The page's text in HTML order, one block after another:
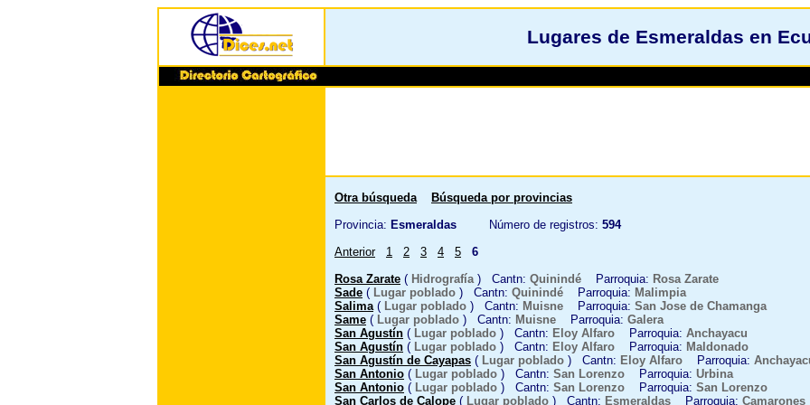
Lugares de Esmeraldas en
Otra búsqueda
Búsqueda por provincias
Provincia: Esmeraldas Número de registros: 594
Anterior
1 2 3 4 5
6
Rosa Zarate ( Hidrografía) Cantn: Quinindé Parroquia: Rosa Zarate
Sade ( Lugar poblado ) Cantn: Quinindé Parroquia: Malimpia
Salima( Lugar poblado ) Cantn: Muisne Parroquia: San Jose de Chamanga
Same ( Lugar poblado ) Cantn: Muisne Parroquia: Galera
San Agustín ( Lugar poblado ) Cantn: Eloy Alfaro Parroquia: Anchayacu
San Agustín ( Lugar poblado ) Cantn: Eloy Alfaro Parroquia: Maldonado
San Agustín de Cayapas ( Lugar poblado ) Cantn: Eloy Alfaro Parroquia:
San Antonio ( Lugar poblado ) Cantn: San Lorenzo Parroquia: Urbina
San Antonio ( Lugar poblado ) Cantn: San Lorenzo Parroquia: San Lorenzo
San Carlos de Calope ( Lugar poblado ) Cantn: Esmeraldas Parroquia: Camarones